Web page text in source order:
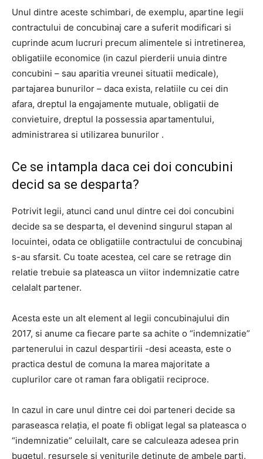
Unul dintre aceste schimbari, de exemplu, apartine legii
contractului de concubinaj care a suferit modificari si
cuprinde acum lucruri precum alimentele si intretinerea,
obligatiile economice (in cazul pierderii unuia dintre
concubini – sau aparitia vreunei situatii medicale),
partajarea bunurilor – daca exista, relatiile cu cei din
afara, dreptul la engajamente mutuale, obligatii de
convietuire, dreptul la possessia apartamentului,
administrarea si utilizarea bunurilor .
Ce se intampla daca cei doi concubini
decid sa se desparta?
Potrivit legii, atunci cand unul dintre cei doi concubini
decide sa se desparta, el devenind singurul stapan al
locuintei, odata ce obligatiile contractului de concubinaj
s-au sfarsit. Cu toate acestea, cel care se retrage din
relatie trebuie sa plateasca un viitor indemnizatie catre
celalalt partener.
Acesta este un alt element al legii concubinajului din
2017, si anume ca fiecare parte sa achite o “indemnizatie”
partenerului in cazul despartirii -desi aceasta, este o
practica destul de comuna la marea majoritate a
cuplurilor care ot raman fara obligatii reciproce.
In cazul in care unul dintre cei doi parteneri decide sa
paraseasca relația, el poate fi obligat legal sa plateasca o
“indemnizatie” celuilalt, care se calculeaza adesea prin
bugetul, resursele si veniturile detinute de ambele parti.